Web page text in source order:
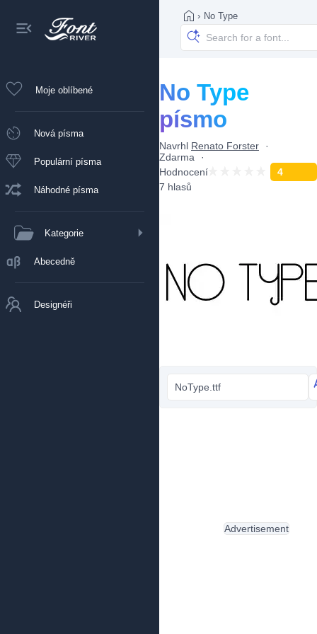
Moje oblíbené
Nová písma
Populární písma
Náhodné písma
Kategorie
Abecedně
Designéři
› No Type
No Type
písmo
Navrhl Renato Forster
Zdarma
Hodnocení
4
7 hlasů
NoType.ttf
Advertisement